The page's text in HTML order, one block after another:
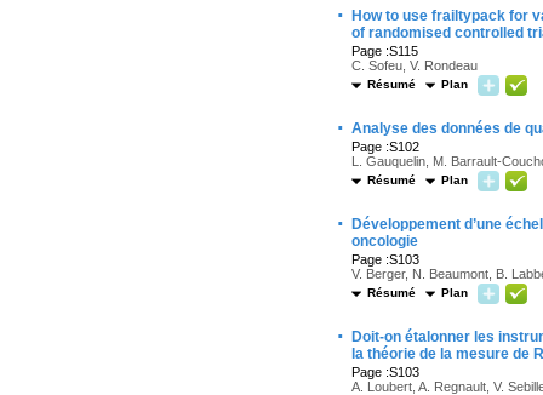
·
How to use frailtypack for
of randomised controlled
Page :S115
C. Sofeu, V. Rondeau
Résumé Plan
· Analyse des données de
Page :S102
L. Gauquelin, M. Barrault-
Résumé Plan
·
Développement d’une
oncologie
Page :S103
V. Berger, N. Beaumont, B.
Résumé Plan
·
Doit-on étalonner les
la théorie de la mesure de
Page :S103
A. Loubert, A. Regnault, V.